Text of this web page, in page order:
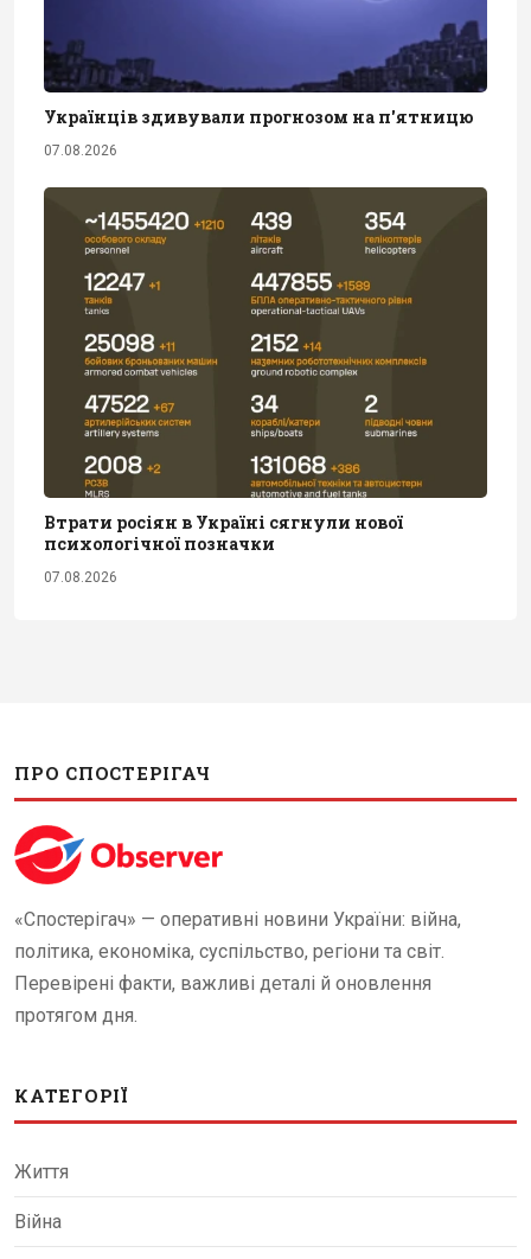
Українців здивували прогнозом на п'ятницю
07.08.2026
Втрати росіян в Україні сягнули нової
психологічної позначки
07.08.2026
ПРО СПОСТЕРІГАЧ
«Спостерігач» — оперативні новини України: війна,
політика, економіка, суспільство, регіони та світ.
Перевірені факти, важливі деталі й оновлення
протягом дня.
КАТЕГОРІЇ
Життя
Війна